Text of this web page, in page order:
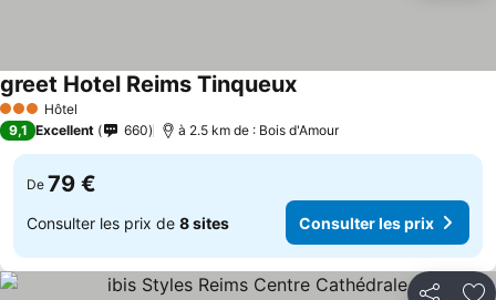
3 ÉtoilesHôtel
greet Hotel Reims Tinqueux
9,1 Excellent 660 à 2.5 km de : Bois d'Amour
De 79 €
Consulter les prix de 8 sites Consulter les prix